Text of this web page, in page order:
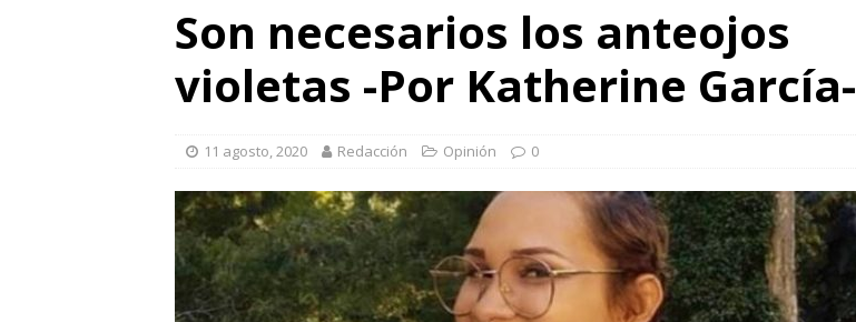
Son necesarios los anteojos
violetas -Por Katherine García-
11 agosto, 2020 Redacción Opinión 0